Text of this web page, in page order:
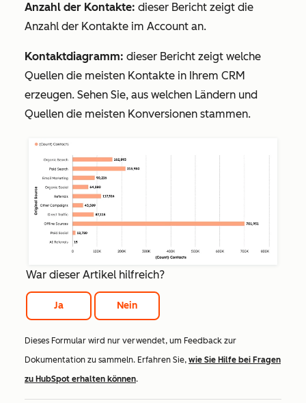
Anzahl der Kontakte: dieser Bericht zeigt die
Anzahl der Kontakte im Account an.
Kontaktdiagramm: dieser Bericht zeigt welche
Quellen die meisten Kontakte in Ihrem CRM
erzeugen. Sehen Sie, aus welchen Ländern und
Quellen die meisten Konversionen stammen.
War dieser Artikel hilfreich?
Ja Nein
Dieses Formular wird nur verwendet, um Feedback zur
Dokumentation zu sammeln. Erfahren Sie, wie Sie Hilfe bei Fragen
zu HubSpot erhalten können.